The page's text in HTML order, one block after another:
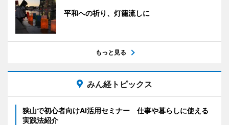
平和への祈り、灯籠流しに
もっと見る
みん経トピックス
狭山で初心者向けAI活用セミナー 仕事や暮らしに使える
実践法紹介